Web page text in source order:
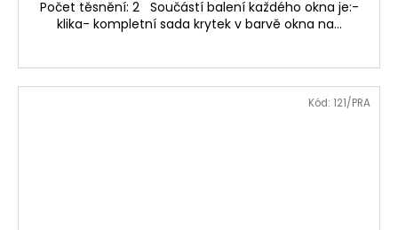
Počet těsnění: 2 Součástí balení každého okna je:-
klika- kompletní sada krytek v barvě okna na...
Kód: 121/PRA